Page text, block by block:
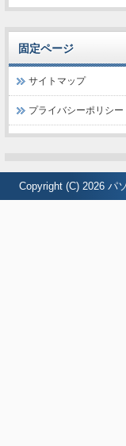
固定ページ
サイトマップ
プライバシーポリシー
Copyright (C) 2026 パ